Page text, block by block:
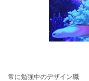
常に勉強中のデザイン職